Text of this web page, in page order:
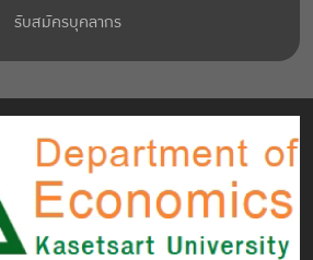
รับสมัครบุคลากร